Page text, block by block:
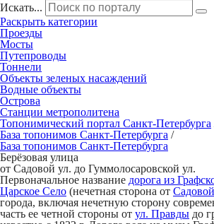
Искать...
Раскрыть категории
Проезды
Мосты
Путепроводы
Тоннели
Объекты зеленых насаждений
Водные объекты
Острова
Станции метрополитена
Топонимический портал Санкт-Петербурга
База топонимов Санкт-Петербурга /
База топонимов Санкт-Петербурга
Берёзовая улица
от Садовой ул. до Гуммолосаровской ул.
Первоначальное название дорога из
Царское Село (нечетная сторона от
города, включая нечетную сторону
часть ее четной стороны от ул. Правды до